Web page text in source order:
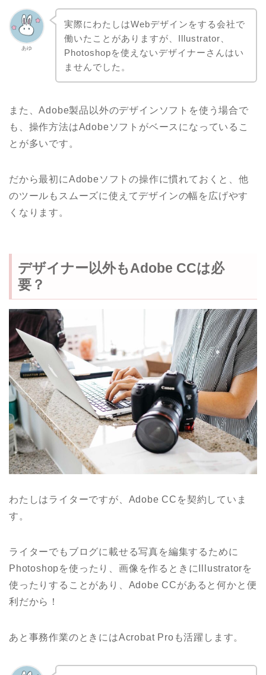
あゆ
実際にわたしはWebデザインをする会社で
働いたことがありますが、Illustrator、
Photoshopを使えないデザイナーさんはい
ませんでした。
また、Adobe製品以外のデザインソフトを使う場合で
も、操作方法はAdobeソフトがベースになっているこ
とが多いです。
だから最初にAdobeソフトの操作に慣れておくと、他
のツールもスムーズに使えてデザインの幅を広げやす
くなります。
デザイナー以外もAdobe CCは必
要？
わたしはライターですが、Adobe CCを契約していま
す。
ライターでもブログに載せる写真を編集するために
Photoshopを使ったり、画像を作るときにIllustratorを
使ったりすることがあり、Adobe CCがあると何かと便
利だから！
あと事務作業のときにはAcrobat Proも活躍します。